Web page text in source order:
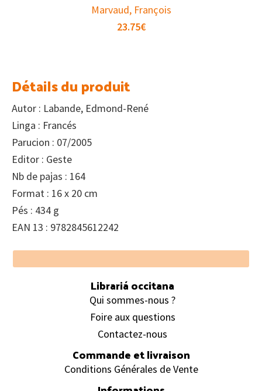
Marvaud, François
23.75€
Détails du produit
Autor : Labande, Edmond-René
Linga : Francés
Parucion : 07/2005
Editor : Geste
Nb de pajas : 164
Format : 16 x 20 cm
Pés : 434 g
EAN 13 : 9782845612242
Footer
Librariá occitana
Qui sommes-nous ?
Foire aux questions
Contactez-nous
Commande et livraison
Conditions Générales de Vente